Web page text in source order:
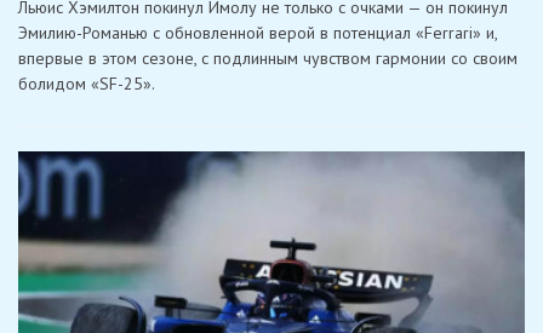
нашел
с
«Ferrari»
после
четвертого
Льюис Хэмилтон покинул Имолу не только с очками — он покинул
Эмилию-Романью с обновленной верой в потенциал «Ferrari» и,
впервые в этом сезоне, с подлинным чувством гармонии со своим
болидом «SF-25».